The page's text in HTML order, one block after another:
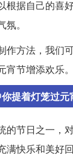
根据自己的喜
。
作方法，我们
节增添欢乐。
提着灯笼过元
的节日之一，
满快乐和美好回